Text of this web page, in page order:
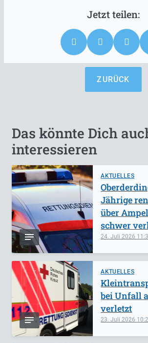
ZURÜCK
Das könnte Dich
interessieren
AKTUELLES
24. Juli 2026
Jährige
über
schwer
AKTUELLES
23. Juli 2026
bei Unfall
verletzt